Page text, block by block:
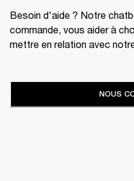
Besoin d'aide ? Notre
commande, vous aider à
mettre en relation avec
NOUS